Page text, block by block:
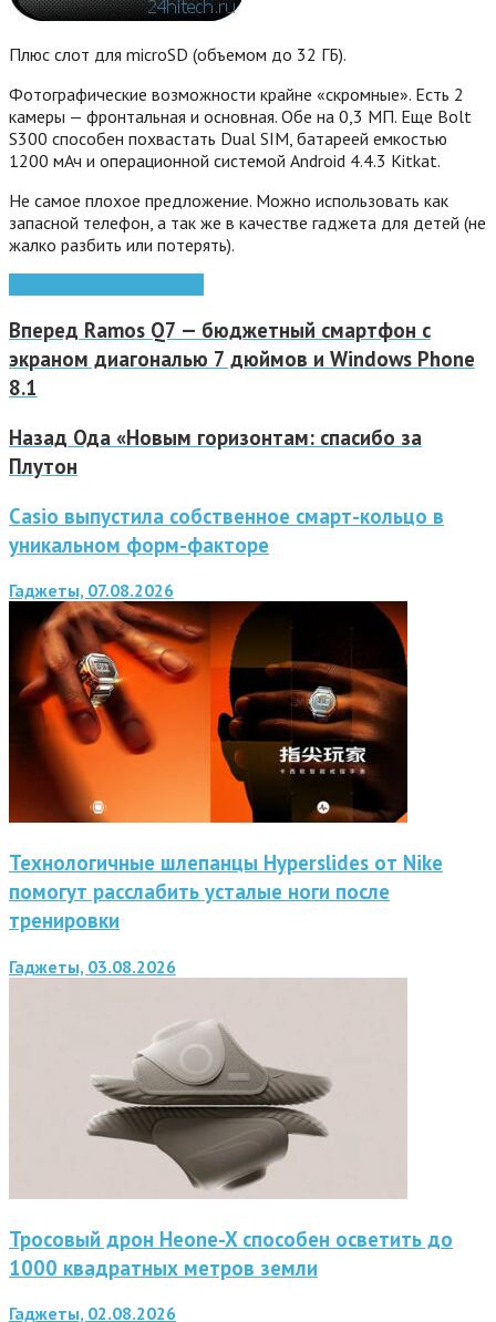
Плюс слот для microSD (объемом до 32 ГБ).
Фотографические возможности крайне «скромные». Есть 2
камеры — фронтальная и основная. Обе на 0,3 МП. Еще Bolt
S300 способен похвастать Dual SIM, батареей емкостью
1200 мАч и операционной системой Android 4.4.3 Kitkat.
Не самое плохое предложение. Можно использовать как
запасной телефон, а так же в качестве гаджета для детей (не
жалко разбить или потерять).
Вперед Ramos Q7 — бюджетный смартфон с
экраном диагональю 7 дюймов и Windows Phone
8.1
Назад Ода «Новым горизонтам: спасибо за
Плутон
Casio выпустила собственное смарт-кольцо в
уникальном форм-факторе
Гаджеты, 07.08.2026
Технологичные шлепанцы Hyperslides от Nike
помогут расслабить усталые ноги после
тренировки
Гаджеты, 03.08.2026
Тросовый дрон Heone-X способен осветить до
1000 квадратных метров земли
Гаджеты, 02.08.2026